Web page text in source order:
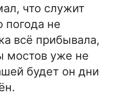
что служит
погода не
всё прибывала,
мостов уже не
будет он дни